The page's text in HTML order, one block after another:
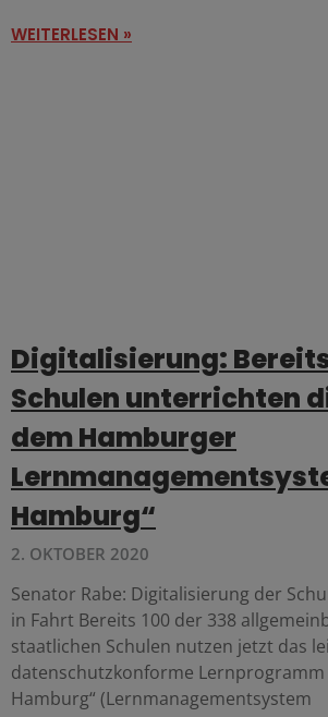
WEITERLESEN »
Digitalisierung: Bereits
Schulen unterrichten
dem Hamburger
Hamburg“
2. OKTOBER 2020
Senator Rabe: Digitalisierung der
in Fahrt Bereits 100 der 338
staatlichen Schulen nutzen jetzt das
datenschutzkonforme Lernprogramm
Hamburg“ (Lernmanagementsystem